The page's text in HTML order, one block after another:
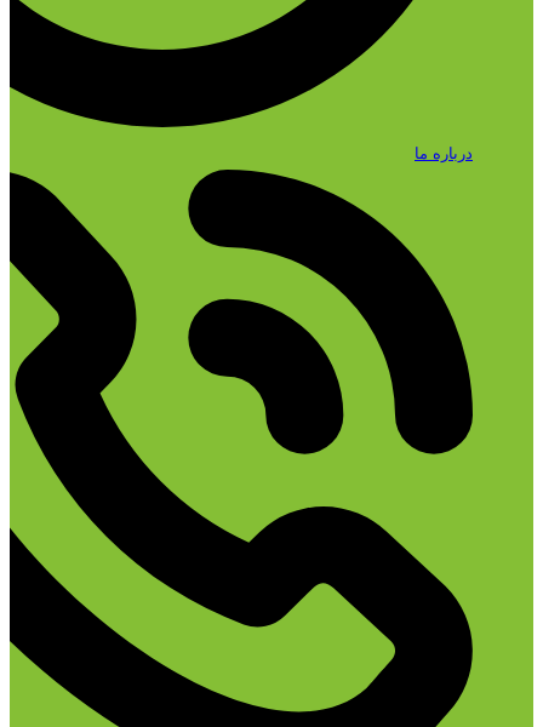
درباره ما